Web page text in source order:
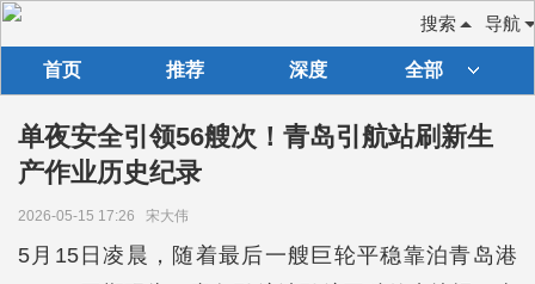
导航
搜索
首页 推荐 深度 全部
单夜安全引领56艘次！青岛引航站刷新生
产作业历史纪录
2026-05-15 17:26 宋大伟
5月15日凌晨，随着最后一艘巨轮平稳靠泊青岛港